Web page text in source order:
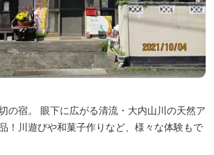
の宿。 眼下に広がる清流・大内山川の天然ア
！川遊びや和菓子作りなど、様々な体験もで